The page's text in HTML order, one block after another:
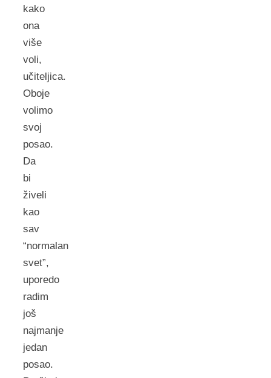
kako
ona
više
voli,
učiteljica.
Oboje
volimo
svoj
posao.
Da
bi
živeli
kao
sav
“normalan
svet”,
uporedo
radim
još
najmanje
jedan
posao.